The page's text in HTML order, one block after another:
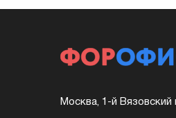
Москва, 1-й Вязовский